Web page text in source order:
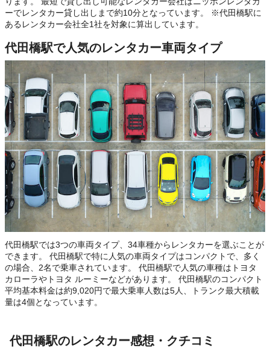
ーでレンタカー貸し出しまで約10分となっています。 ※代田橋駅に
あるレンタカー会社全1社を対象に算出しています。
代田橋駅で人気のレンタカー車両タイプ
代田橋駅では3つの車両タイプ、34車種からレンタカーを選ぶことが
できます。 代田橋駅で特に人気の車両タイプはコンパクトで、多く
の場合、2名で乗車されています。 代田橋駅で人気の車種はトヨタ
カローラやトヨタ ルーミーなどがあります。 代田橋駅のコンパクト
平均基本料金は約9,020円で最大乗車人数は5人、トランク最大積載
量は4個となっています。
代田橋駅のレンタカー感想・クチコミ